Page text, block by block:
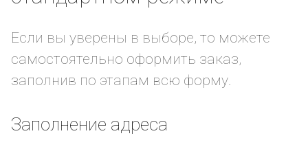
Если вы уверены в выборе, то можете
самостоятельно оформить заказ,
заполнив по этапам всю форму.
Заполнение адреса